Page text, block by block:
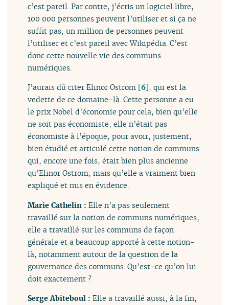
c’est pareil. Par contre, j’écris un logiciel libre,
100 000 personnes peuvent l’utiliser et si ça ne
suffit pas, un million de personnes peuvent
l’utiliser et c’est pareil avec Wikipédia. C’est
donc cette nouvelle vie des communs
numériques.
J’aurais dû citer Elinor Ostrom [6], qui est la
vedette de ce domaine-là. Cette personne a eu
le prix Nobel d’économie pour cela, bien qu’elle
ne soit pas économiste, elle n’était pas
économiste à l’époque, pour avoir, justement,
bien étudié et articulé cette notion de communs
qui, encore une fois, était bien plus ancienne
qu’Elinor Ostrom, mais qu’elle a vraiment bien
expliqué et mis en évidence.
Marie Cathelin :Elle n’a pas seulement
travaillé sur la notion de communs numériques,
elle a travaillé sur les communs de façon
générale et a beaucoup apporté à cette notion-
là, notamment autour de la question de la
gouvernance des communs. Qu’est-ce qu’on lui
doit exactement ?
Serge Abiteboul :Elle a travaillé aussi, à la fin,